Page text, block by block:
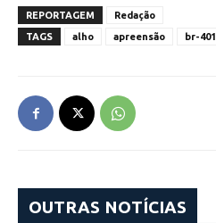
REPORTAGEM
Redação
TAGS
alho apreensão br-401
OUTRAS NOTÍCIAS